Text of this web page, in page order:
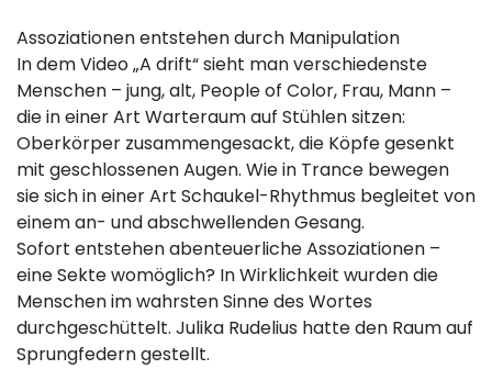
Assoziationen entstehen durch Manipulation
In dem Video „A drift“ sieht man verschiedenste
Menschen – jung, alt, People of Color, Frau, Mann –
die in einer Art Warteraum auf Stühlen sitzen:
Oberkörper zusammengesackt, die Köpfe gesenkt
mit geschlossenen Augen. Wie in Trance bewegen
sie sich in einer Art Schaukel-Rhythmus begleitet von
einem an- und abschwellenden Gesang.
Sofort entstehen abenteuerliche Assoziationen –
eine Sekte womöglich? In Wirklichkeit wurden die
Menschen im wahrsten Sinne des Wortes
durchgeschüttelt. Julika Rudelius hatte den Raum auf
Sprungfedern gestellt.